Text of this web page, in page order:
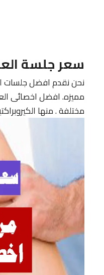
سعر جلسة
نحن نقدم افضل جلسات
مميزه. افضل اخصائى
مختلفة . منها